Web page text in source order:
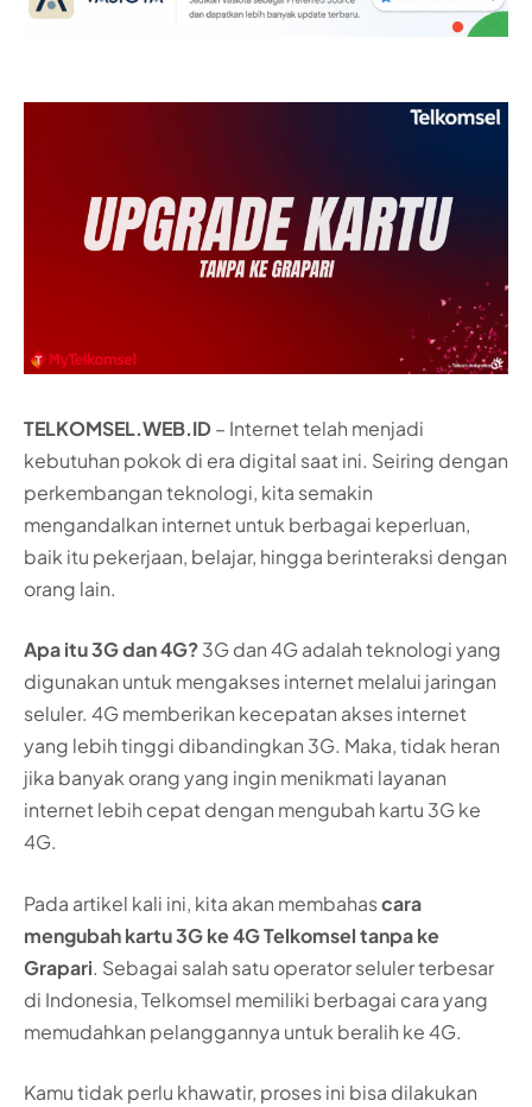
TELKOMSEL.WEB.ID– Internet telah menjadi
kebutuhan pokok di era digital saat ini. Seiring dengan
perkembangan teknologi, kita semakin
mengandalkan internet untuk berbagai keperluan,
baik itu pekerjaan, belajar, hingga berinteraksi dengan
orang lain.
Apa itu 3G dan 4G?3G dan 4G adalah teknologi yang
digunakan untuk mengakses internet melalui jaringan
seluler. 4G memberikan kecepatan akses internet
yang lebih tinggi dibandingkan 3G. Maka, tidak heran
jika banyak orang yang ingin menikmati layanan
internet lebih cepat dengan mengubah kartu 3G ke
4G.
Pada artikel kali ini, kita akan membahascara
mengubah kartu 3G ke 4G Telkomsel tanpa ke
Grapari. Sebagai salah satu operator seluler terbesar
di Indonesia, Telkomsel memiliki berbagai cara yang
memudahkan pelanggannya untuk beralih ke 4G.
Kamu tidak perlu khawatir, proses ini bisa dilakukan